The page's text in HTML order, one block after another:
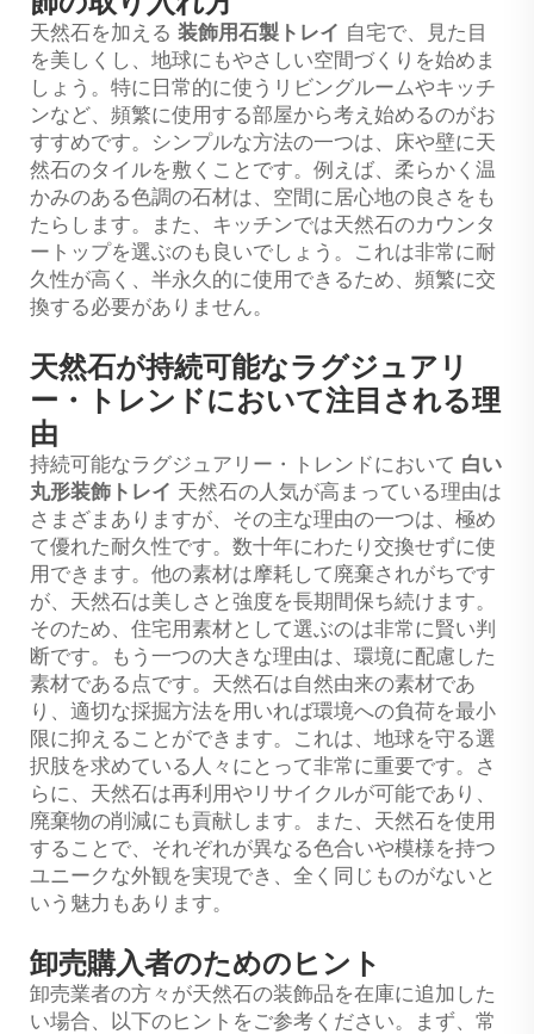
天然石を加える 装飾用石製トレイ 自宅で、見た目
を美しくし、地球にもやさしい空間づくりを始めま
しょう。特に日常的に使うリビングルームやキッチ
ンなど、頻繁に使用する部屋から考え始めるのがお
すすめです。シンプルな方法の一つは、床や壁に天
然石のタイルを敷くことです。例えば、柔らかく温
かみのある色調の石材は、空間に居心地の良さをも
たらします。また、キッチンでは天然石のカウンタ
ートップを選ぶのも良いでしょう。これは非常に耐
久性が高く、半永久的に使用できるため、頻繁に交
換する必要がありません。
天然石が持続可能なラグジュアリ
ー・トレンドにおいて注目される理
由
持続可能なラグジュアリー・トレンドにおいて 白い
丸形装飾トレイ 天然石の人気が高まっている理由は
さまざまありますが、その主な理由の一つは、極め
て優れた耐久性です。数十年にわたり交換せずに使
用できます。他の素材は摩耗して廃棄されがちです
が、天然石は美しさと強度を長期間保ち続けます。
そのため、住宅用素材として選ぶのは非常に賢い判
断です。もう一つの大きな理由は、環境に配慮した
素材である点です。天然石は自然由来の素材であ
り、適切な採掘方法を用いれば環境への負荷を最小
限に抑えることができます。これは、地球を守る選
択肢を求めている人々にとって非常に重要です。さ
らに、天然石は再利用やリサイクルが可能であり、
廃棄物の削減にも貢献します。また、天然石を使用
することで、それぞれが異なる色合いや模様を持つ
ユニークな外観を実現でき、全く同じものがないと
いう魅力もあります。
卸売購入者のためのヒント
卸売業者の方々が天然石の装飾品を在庫に追加した
い場合、以下のヒントをご参考ください。まず、常